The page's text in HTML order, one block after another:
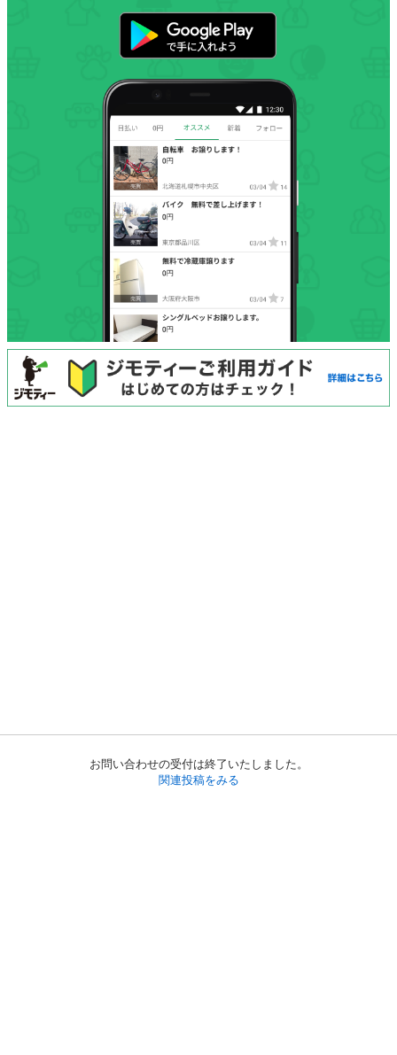
お問い合わせの受付は終了いたしました。
関連投稿をみる